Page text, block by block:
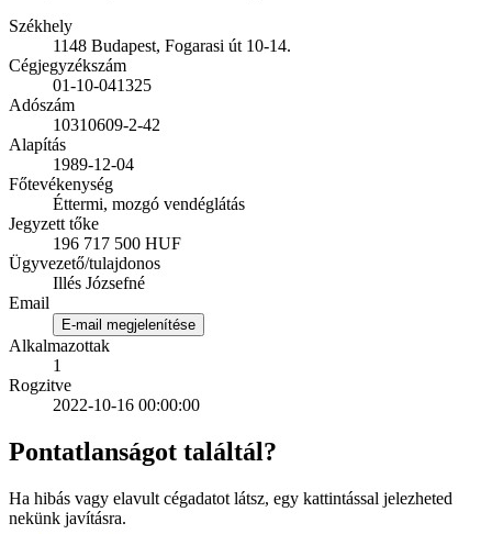
Székhely
1148 Budapest, Fogarasi út 10-14.
Cégjegyzékszám
01-10-041325
Adószám
10310609-2-42
Alapítás
1989-12-04
Főtevékenység
Éttermi, mozgó vendéglátás
Jegyzett tőke
196 717 500 HUF
Ügyvezető/tulajdonos
Illés Józsefné
Email
E-mail megjelenítése
Alkalmazottak
1
Rogzitve
2022-10-16 00:00:00
Pontatlanságot találtál?
Ha hibás vagy elavult cégadatot látsz, egy kattintással jelezheted
nekünk javításra.